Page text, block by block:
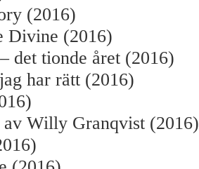
(2016)
Divine (2016)
det tionde året (2016)
har rätt (2016)
Willy Granqvist (2016)